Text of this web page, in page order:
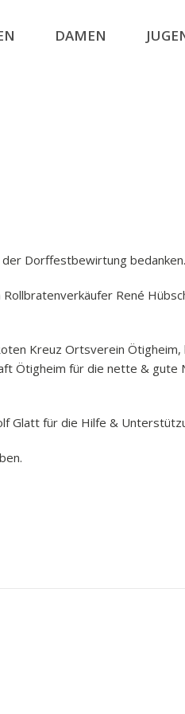
DAMEN
Dorffestbewirtung bedanken.
René
Kreuz Ortsverein
Ötigheim für die nette &
Glatt für die Hilfe &